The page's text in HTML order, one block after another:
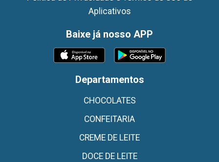
Aplicativos
Baixe já nosso APP
Departamentos
CHOCOLATES
CONFEITARIA
CREME DE LEITE
DOCE DE LEITE